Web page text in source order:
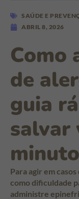
SAÚDE E
ABRIL 8, 2026
Como
de
guia
salvar
Para agir em
como dificuldade
administre